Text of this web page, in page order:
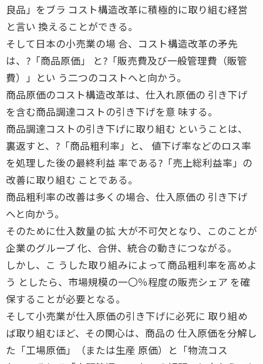
良品」をブラ コスト構造改革に積極的に取り組む経営
と言い 換えることができる。
そして日本の小売業の場 合、コスト構造改革の矛先
は、?「商品原価」 と?「販売費及び一般管理費（販管
費）」とい う二つのコストへと向かう。
商品原価のコスト構造改革は、仕入れ原価の 引き下げ
を含む商品調達コストの引き下げを意 味する。
商品調達コストの引き下げに取り組む ということは、
裏返すと、?「商品粗利率」と、 値下げ率などのロス率
を処理した後の最終利益 率である?「売上総利益率」の
改善に取り組む ことである。
商品粗利率の改善は多くの場合、仕入原価の 引き下げ
へと向かう。
そのために仕入数量の拡 大が不可欠となり、このことが
企業のグループ 化、合併、統合の動きにつながる。
しかし、こ うした取り組みによって商品粗利率を高めよ
う としたら、市場規模の一〇％程度の販売シェア を確
保することが必要となる。
そして小売業が仕入原価の引き下げに必死に 取り組め
ば取り組むほど、その関心は、商品の 仕入原価を分解し
た「工場原価」（または生産 原価）と「物流コス